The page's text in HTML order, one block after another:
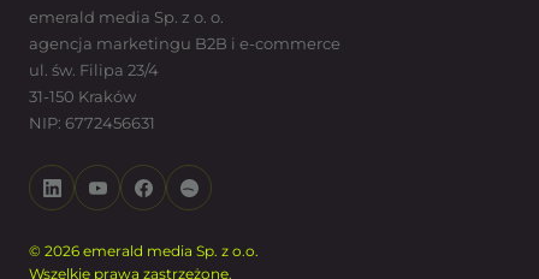
emerald media Sp. z o. o.
agencja marketingu B2B i e-commerce
ul. św. Filipa 23/4
31-150 Kraków
NIP: 6772456631
© 2026 emerald media Sp. z o.o.
Wszelkie prawa zastrzeżone.